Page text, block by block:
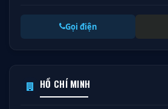
Gọi điện
HỒ CHÍ MINH